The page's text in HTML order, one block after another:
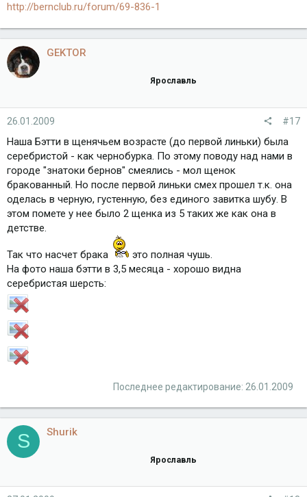
http://bernclub.ru/forum/69-836-1
GEKTOR
Ярославль
26.01.2009 #17
Наша Бэтти в щенячьем возрасте (до первой линьки) была
серебристой - как чернобурка. По этому поводу над нами в
городе "знатоки бернов" смеялись - мол щенок
бракованный. Но после первой линьки смех прошел т.к. она
оделась в черную, густенную, без единого завитка шубу. В
этом помете у нее было 2 щенка из 5 таких же как она в
детстве.
Так что насчет брака
это полная чушь.
На фото наша бэтти в 3,5 месяца - хорошо видна
серебристая шерсть:
Последнее редактирование: 26.01.2009
S Shurik
Ярославль